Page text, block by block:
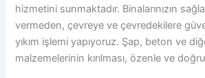
hizmetini sunmaktadır. Binalarınızın
vermeden, çevreye ve çevredekilere
yıkım işlemi yapıyoruz. Şap, beton ve
malzemelerinin kırılması, özenle ve